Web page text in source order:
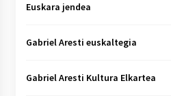
Euskara jendea
Gabriel Aresti euskaltegia
Gabriel Aresti Kultura Elkartea